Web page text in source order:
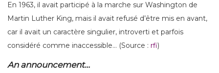
En 1963, il avait participé à la marche sur Washington de
Martin Luther King, mais il avait refusé d’être mis en avant,
car il avait un caractère singulier, introverti et parfois
considéré comme inaccessible… (Source : rfi)
An announcement…